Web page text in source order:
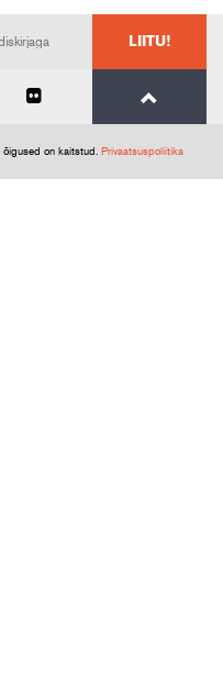
LIITU!
on kaitstud. Privaatsuspoliitika